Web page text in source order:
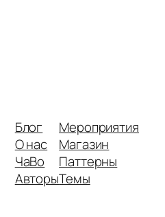
Блог
О нас
ЧаВо
Авторы
Мероприятия
Магазин
Паттерны
Темы